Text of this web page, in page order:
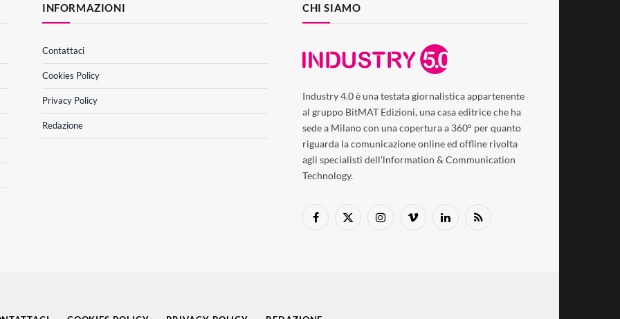
INFORMAZIONI
Contattaci
Cookies Policy
Privacy Policy
Redazione
CHI SIAMO
Industry 4.0 è una testata giornalistica appartenente
al gruppo BitMAT Edizioni, una casa editrice che ha
sede a Milano con una copertura a 360° per quanto
riguarda la comunicazione online ed offline rivolta
agli specialisti dell'lnformation & Communication
Technology.
Facebook
X
InstagramVimeo LinkedInRSS